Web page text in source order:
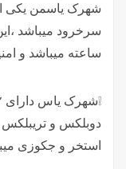
شهرک یاسمن یکی
ساعته میباشد و
دوبلکس و تریبلکس
استخر و جکوزی